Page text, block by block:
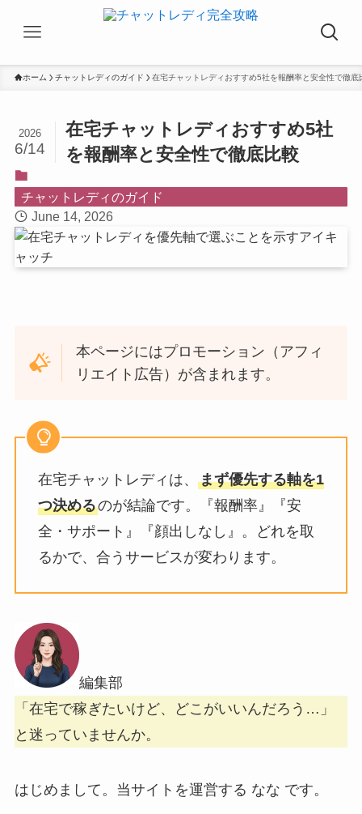
ホーム チャットレディのガイド 在宅チャットレディおすすめ5社を報酬率と安全性で徹底
在宅チャットレディおすすめ5社
を報酬率と安全性で徹底比較
2026
6/14
チャットレディのガイド
June 14, 2026
本ページにはプロモーション（アフィ
リエイト広告）が含まれます。
在宅チャットレディは、 まず優先する軸を1
つ決めるのが結論です。『報酬率』『安
全・サポート』『顔出しなし』。どれを取
るかで、合うサービスが変わります。
編集部
「在宅で稼ぎたいけど、どこがいいんだろう…」
と迷っていませんか。
はじめまして。当サイトを運営する なな です。